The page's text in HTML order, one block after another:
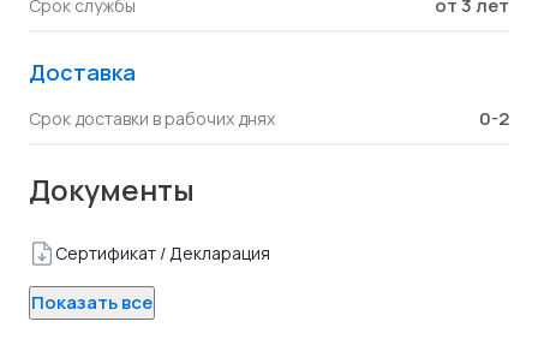
Срок службы от 3 лет
Доставка
Срок доставки в рабочих днях 0-2
Документы
Сертификат / Декларация
Показать все